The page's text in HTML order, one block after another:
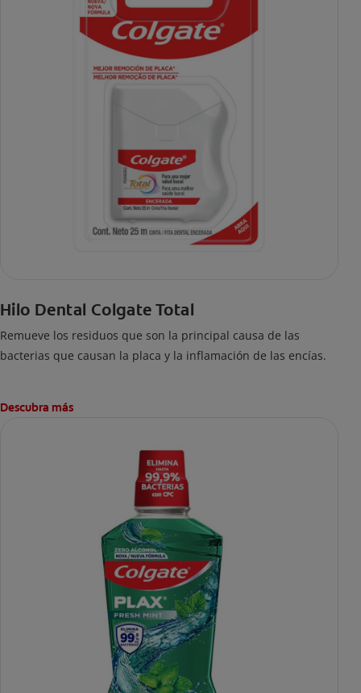
Hilo Dental Colgate Total
Remueve los residuos que son la principal causa de las
bacterias que causan la placa y la inflamación de las encías.
Descubra más